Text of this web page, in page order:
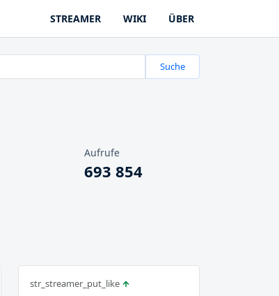
STREAMER WIKI ÜBER
Suche
Aufrufe
693 854
str_streamer_put_like